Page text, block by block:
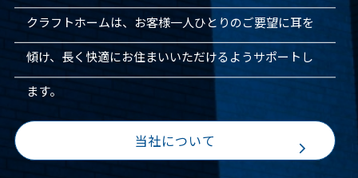
クラフトホームは、お客様一人ひとりのご要望に耳を
傾け、長く快適にお住まいいただけるようサポートし
ます。
当社について